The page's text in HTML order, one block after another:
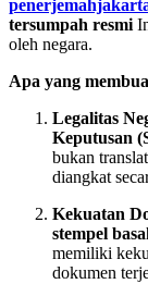
tersumpah resmi
oleh negara.
Apa yang
Legalitas
Keputusan
bukan
diangkat
Kekuatan
stempel
memiliki
dokumen